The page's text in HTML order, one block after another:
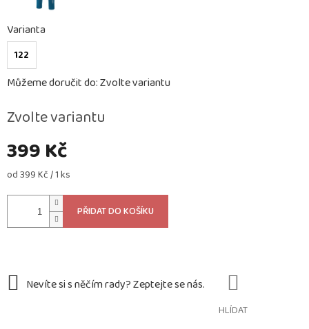
399 Kč
Měrná
od 399 Kč / 1 ks
Zvolte variantu
Varianta
122
Můžeme doručit do:Zvolte variantu
PŘIDAT DO KOŠÍKU
HLÍDAT